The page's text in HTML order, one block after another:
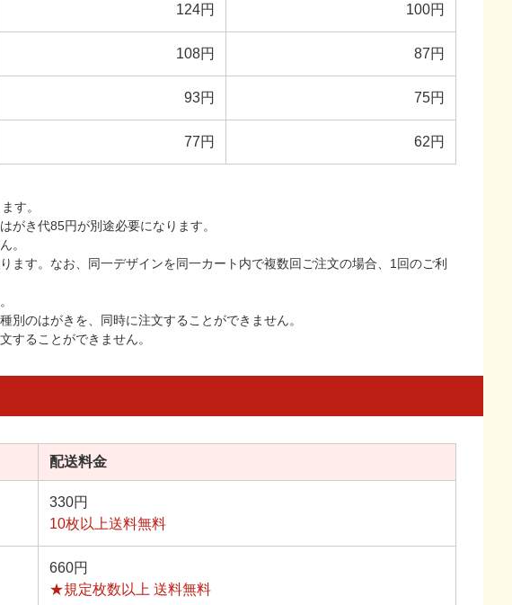
124円 100円
108円 87円
93円 75円
77円 62円
す。
き代85円が別途必要になります。
。
す。なお、同一デザインを同一カート内で複数回ご注文の場合、1回のご利
のはがきを、同時に注文することができません。
することができません。
配送料金
330円
10枚以上送料無料
660円
★規定枚数以上 送料無料